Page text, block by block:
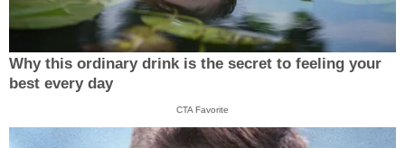
Why this ordinary drink is the secret to feeling your
best every day
CTA Favorite